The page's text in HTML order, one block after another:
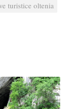
turistice oltenia